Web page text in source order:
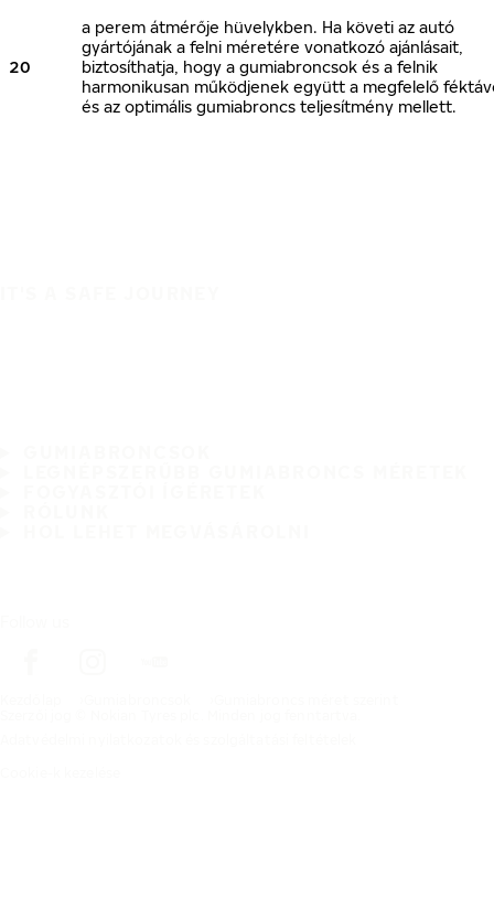
20
a perem átmérője hüvelykben. Ha követi az autó
gyártójának a felni méretére vonatkozó ajánlásait,
biztosíthatja, hogy a gumiabroncsok és a felnik
harmonikusan működjenek együtt a megfelelő
és az optimális gumiabroncs teljesítmény mellett.